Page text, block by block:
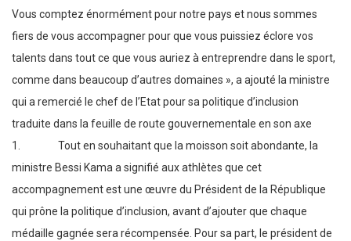
Vous comptez énormément pour notre pays et nous sommes
fiers de vous accompagner pour que vous puissiez éclore vos
talents dans tout ce que vous auriez à entreprendre dans le sport,
comme dans beaucoup d’autres domaines », a ajouté la ministre
qui a remercié le chef de l’Etat pour sa politique d’inclusion
traduite dans la feuille de route gouvernementale en son axe
1. Tout en souhaitant que la moisson soit abondante, la
ministre Bessi Kama a signifié aux athlètes que cet
accompagnement est une œuvre du Président de la République
qui prône la politique d’inclusion, avant d’ajouter que chaque
médaille gagnée sera récompensée. Pour sa part, le président de